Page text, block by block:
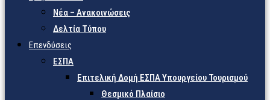
Νέα – Ανακοινώσεις
Δελτία Τύπου
Επενδύσεις
ΕΣΠΑ
Επιτελική Δομή ΕΣΠΑ Υπουργείου Τουρισμού
Θεσμικό Πλαίσιο